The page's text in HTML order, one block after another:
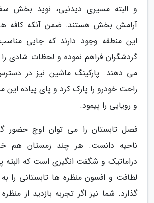
و البته مسیری دیدنیی، نوید بخش
آرامش بخش هستند. ضمن آنکه کافه
این منطقه وجود دارند که جایی
گردشگران فراهم نموده و لحظات شادی را
می دهند. پارکینگ ماشین نیز در
راحت خودرو را پارک کرد و پای پیاده
و رویایی را پیمود.
فصل تابستان را می توان اوج حضور
ناحیه دانست. هر چند زمستان هم
دراماتیک و شگفت انگیزی است که
لطافت و افسون منظره ها تابستانی را
گذارد. شما نیز اگر تجربه بازدید از